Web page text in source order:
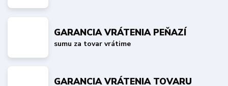
GARANCIA VRÁTENIA PEŇAZÍ
sumu za tovar vrátime
GARANCIA VRÁTENIA TOVARU